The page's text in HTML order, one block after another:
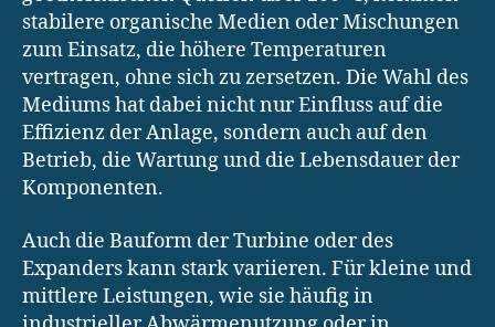
stabilere organische Medien oder Mischungen
zum Einsatz, die höhere Temperaturen
vertragen, ohne sich zu zersetzen. Die Wahl des
Mediums hat dabei nicht nur Einfluss auf die
Effizienz der Anlage, sondern auch auf den
Betrieb, die Wartung und die Lebensdauer der
Komponenten.
Auch die Bauform der Turbine oder des
Expanders kann stark variieren. Für kleine und
mittlere Leistungen, wie sie häufig in